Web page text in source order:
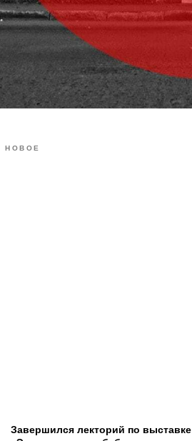
НОВОЕ
Завершился лекторий по выставке